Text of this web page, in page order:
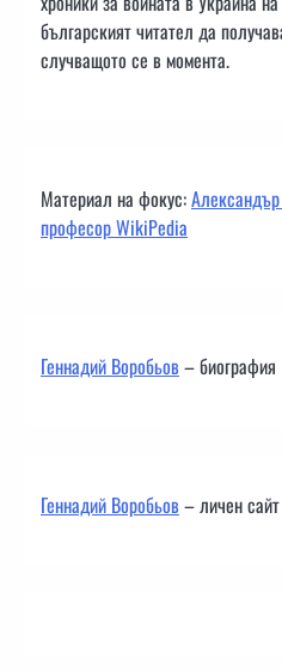
българският читател да
случващото се в момента.
Материал на фокус:
професор WikiPedia
Геннадий Воробьов– биография
Геннадий Воробьов– личен сайт